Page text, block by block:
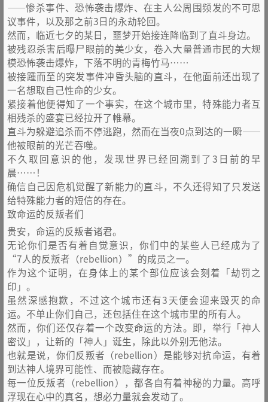
——惨杀事件、恐怖袭击爆炸、在主人公周围频发的不可思
议事件，以及那之前3日的永劫轮回。
然而，临近七夕的某日，噩梦开始接连降临到了直斗身边。
被残忍杀害后曝尸眼前的美少女，卷入大量普通市民的大规
模恐怖袭击爆炸，下落不明的青梅竹马……
被接踵而至的突发事件冲昏头脑的直斗，在他面前还出现了
一名想取自己性命的少女。
紧接着他便得知了一个事实，在这个城市里，特殊能力者互
相残杀的盛宴已经拉开了帷幕。
直斗为躲避追杀而不停逃跑，然而在当夜0点到达的一瞬——
他被眼前的光芒吞噬。
不久取回意识的他，发现世界已经回溯到了3日前的早
晨……！
确信自己因危机觉醒了新能力的直斗，不久还得知了只发送
给特殊能力者的短信的存在。
致命运的反叛者们
贵安，命运的反叛者诸君。
无论你们是否有着自觉意识，你们中的某些人已经成为了
“7人的反叛者（rebellion）”的成员之一。
作为这个证明，在身体上的某个部位应该会刻着「劫罚之
印」。
虽然深感抱歉，不过这个城市还有3天便会迎来毁灭的命
运。不单止你们自己，还包括住在这个城市里的所有人。
然而，你们还仅存着一个改变命运的方法。即，举行「神人
密议」，让新的「神人」诞生，除此以外别无他法。
也就是说，你们反叛者（rebellion）是能够对抗命运，有着
到达神人境界可能性、而被隐藏存在。
每一位反叛者（rebellion），都各自有着神秘的力量。高呼
浮现在心中的真名，想必力量就会发动了。